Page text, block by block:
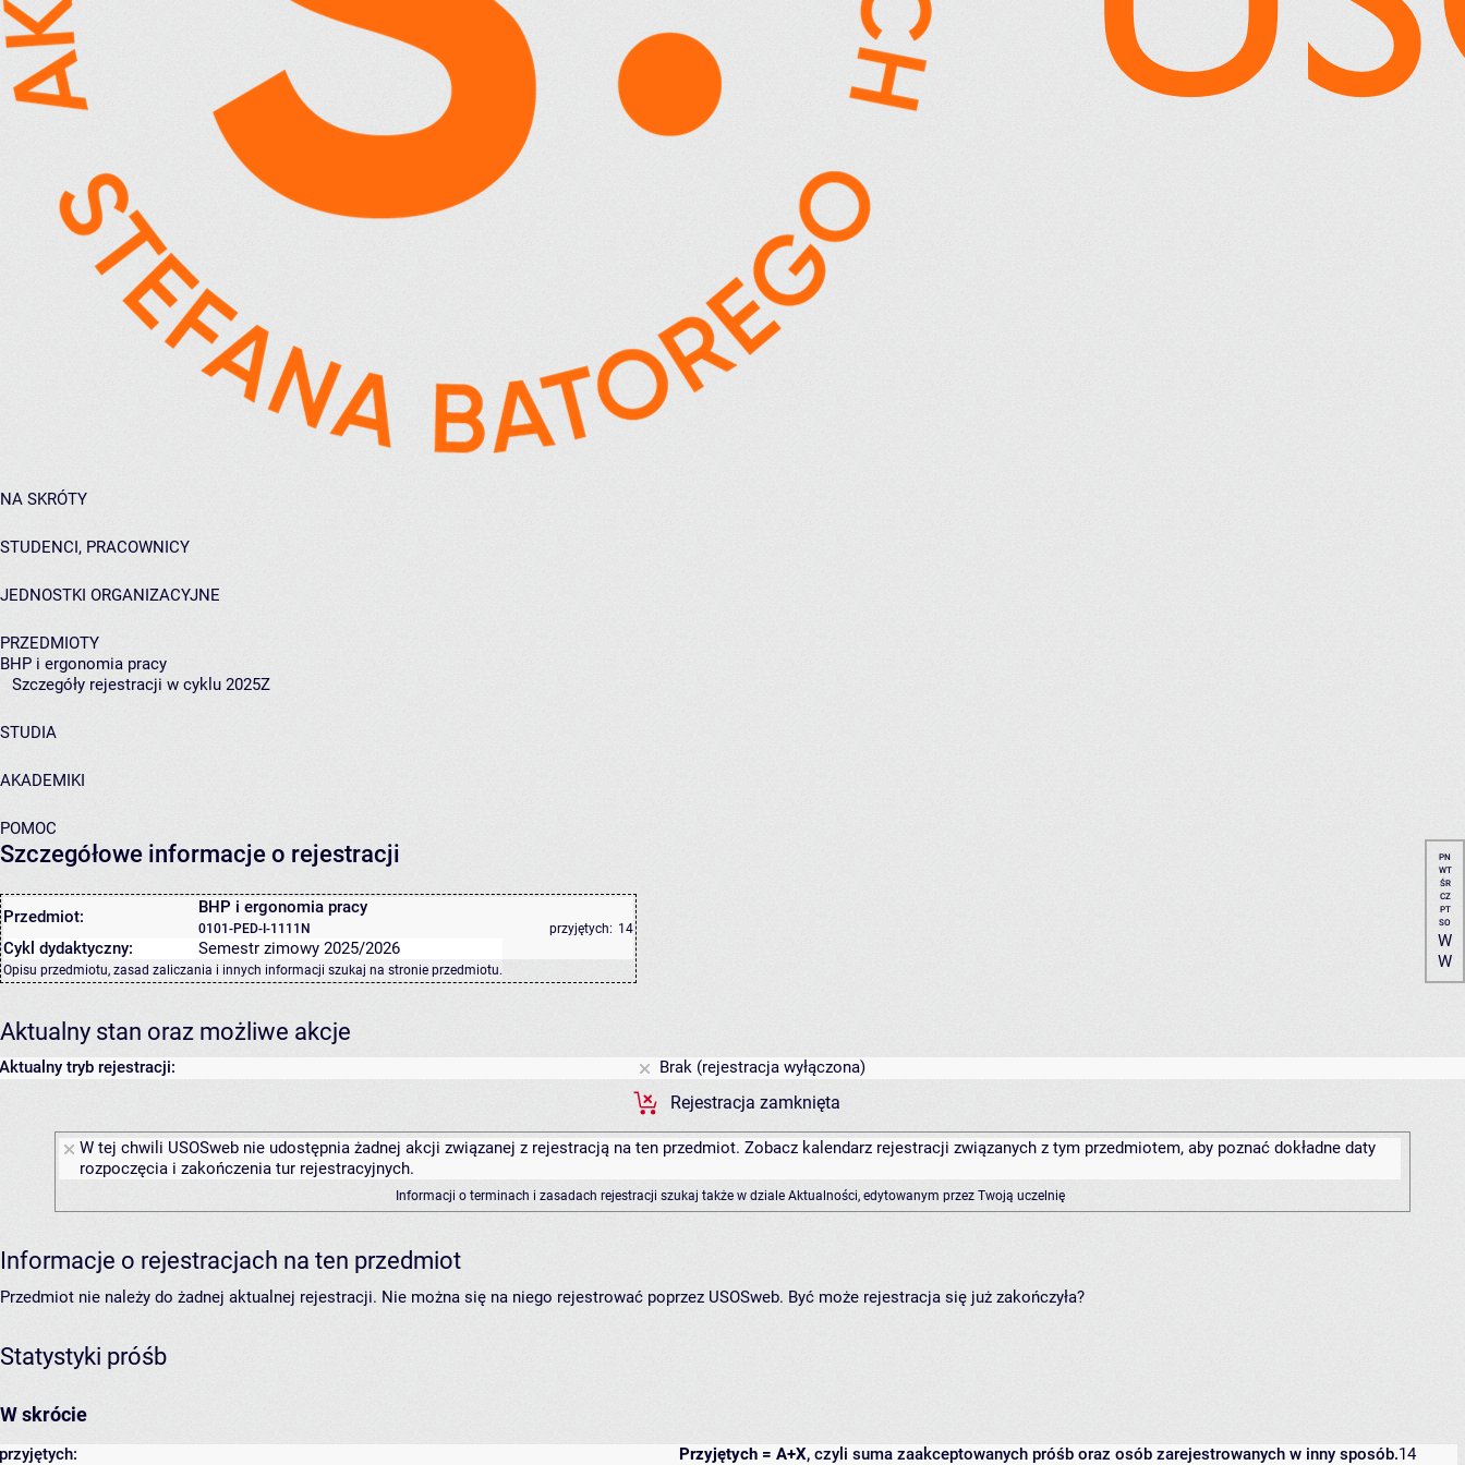
NA SKRÓTY
STUDENCI, PRACOWNICY
JEDNOSTKI ORGANIZACYJNE
PRZEDMIOTY
BHP i ergonomia pracy
Szczegóły rejestracji w cyklu 2025Z
STUDIA
AKADEMIKI
POMOC
Szczegółowe informacje o rejestracji
Przedmiot: BHP i ergonomia pracy
0101-PED-I-1111N przyjętych: 14
Cykl dydaktyczny: Semestr zimowy 2025/2026
Opisu przedmiotu, zasad zaliczania i innych informacji szukaj na stronie przedmiotu.
PN
WT
ŚR
CZ
PT
SO
W
W
Aktualny stan oraz możliwe akcje
Aktualny tryb rejestracji:
Brak (rejestracja wyłączona)
Rejestracja zamknięta
W tej chwili USOSweb nie udostępnia żadnej akcji związanej z rejestracją na ten przedmiot. Zobacz kalendarz rejestracji związanych z tym przedmiotem, aby poznać dokładne daty
rozpoczęcia i zakończenia tur rejestracyjnych.
Informacji o terminach i zasadach rejestracji szukaj także w dziale Aktualności, edytowanym przez Twoją uczelnię
Informacje o rejestracjach na ten przedmiot
Przedmiot nie należy do żadnej aktualnej rejestracji. Nie można się na niego rejestrować poprzez USOSweb. Być może rejestracja się już zakończyła?
Statystyki próśb
W skrócie
Przyjętych = A+X, czyli suma zaakceptowanych próśb oraz osób zarejestrowanych w inny sposób.
przyjętych: 14